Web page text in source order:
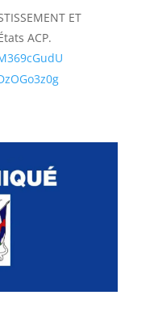
ET
ACP.